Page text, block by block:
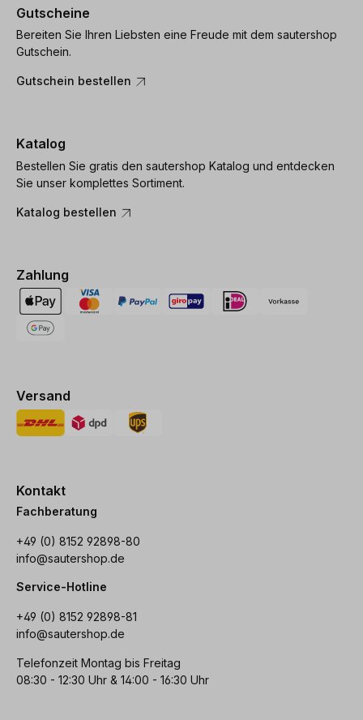
Gutscheine
Bereiten Sie Ihren Liebsten eine Freude mit dem sautershop
Gutschein.
Gutschein bestellen
Katalog
Bestellen Sie gratis den sautershop Katalog und entdecken
Sie unser komplettes Sortiment.
Katalog bestellen
Zahlung
Versand
Kontakt
Fachberatung
+49 (0) 8152 92898-80
info@sautershop.de
Service-Hotline
+49 (0) 8152 92898-81
info@sautershop.de
Telefonzeit Montag bis Freitag
08:30 - 12:30 Uhr & 14:00 - 16:30 Uhr